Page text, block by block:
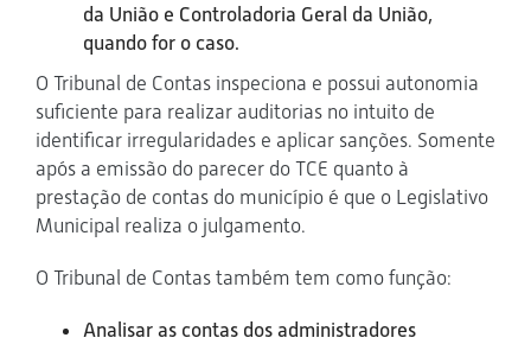
da União e Controladoria Geral da União,
quando for o caso.
O Tribunal de Contas inspeciona e possui autonomia
suficiente para realizar auditorias no intuito de
identificar irregularidades e aplicar sanções. Somente
após a emissão do parecer do TCE quanto à
prestação de contas do município é que o Legislativo
Municipal realiza o julgamento.
O Tribunal de Contas também tem como função:
Analisar as contas dos administradores